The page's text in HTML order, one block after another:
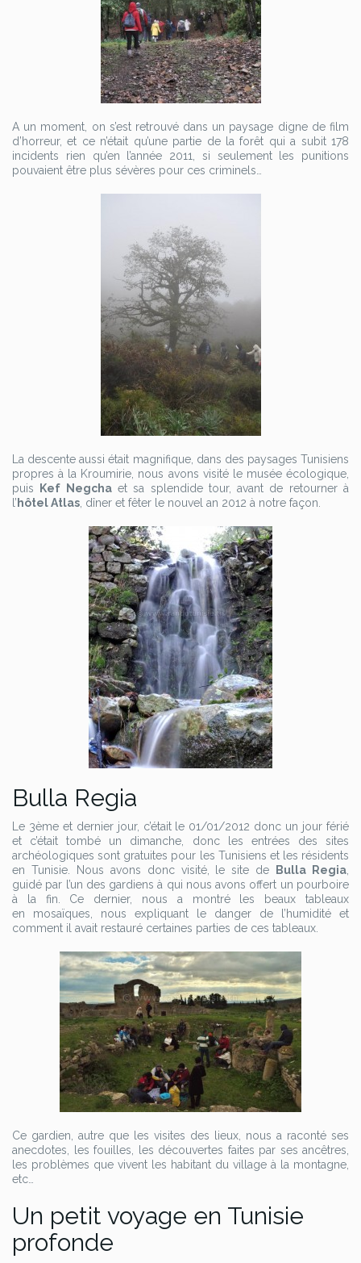
A un moment, on s’est retrouvé dans un paysage digne de film
d’horreur, et ce n’était qu’une partie de la forêt qui a subit 178
incidents rien qu’en l’année 2011, si seulement les punitions
pouvaient être plus sévères pour ces criminels…
La descente aussi était magnifique, dans des paysages Tunisiens
propres à la Kroumirie, nous avons visité le musée écologique,
puis
Kef Negchaet sa splendide tour, avant de retourner à
l’ hôtel Atlas , dîner et fêter le nouvel an 2012 à notre façon.
Bulla Regia
Le 3ème et dernier jour, c’était le 01/01/2012 donc un jour férié
et c’était tombé un dimanche, donc les entrées des sites
archéologiques sont gratuites pour les Tunisiens et les résidents
en Tunisie. Nous avons donc visité, le site de
Bulla Regia
guidé par l’un des gardiens à qui nous avons offert un pourboire
à la fin. Ce dernier, nous a montré les beaux tableaux
en mosaïques, nous expliquant le danger de l’humidité et
comment il avait restauré certaines parties de ces tableaux.
Ce gardien, autre que les visites des lieux, nous a raconté ses
anecdotes, les fouilles, les découvertes faites par ses ancêtres,
les problèmes que vivent les habitant du village à la montagne,
etc…
Un petit voyage en Tunisie
profonde